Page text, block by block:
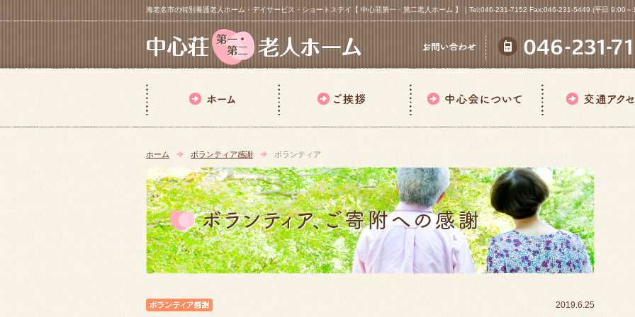
海老名市の特別養護老人ホーム・デイサービス・ショートステイ【 中心荘第一・第二老人ホーム 】｜Tel:046-231-7152 Fax:046-231-5449 (平日 9:00
ホーム ボランティア感謝 ボランティア
2019.6.25